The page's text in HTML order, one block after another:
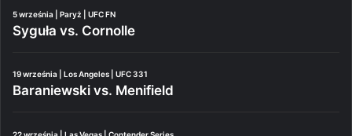
5 września | Paryż | UFC FN
Syguła vs. Cornolle
19 września | Los Angeles | UFC 331
Baraniewski vs. Menifield